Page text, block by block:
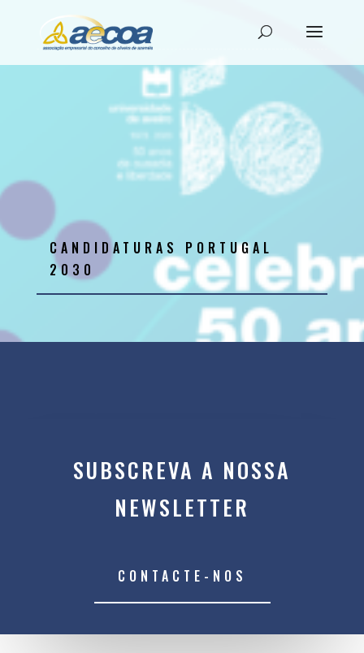
CANDIDATURAS PORTUGAL
2030
SUBSCREVA A NOSSA
NEWSLETTER
CONTACTE-NOS